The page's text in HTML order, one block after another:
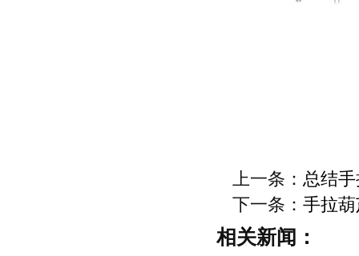
上一条： 总结
下一条： 手拉
相关新闻：